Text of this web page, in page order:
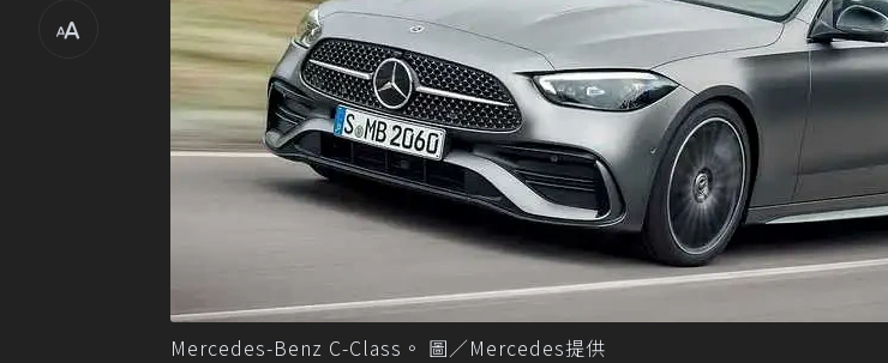
Mercedes-Benz C-Class。 圖／Mercedes提供